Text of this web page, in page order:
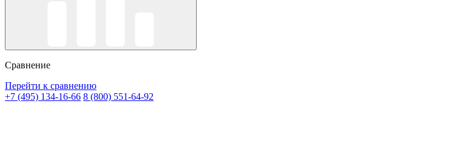
Сравнение
Перейти к сравнению
+7 (495) 134-16-66 8 (800) 551-64-92